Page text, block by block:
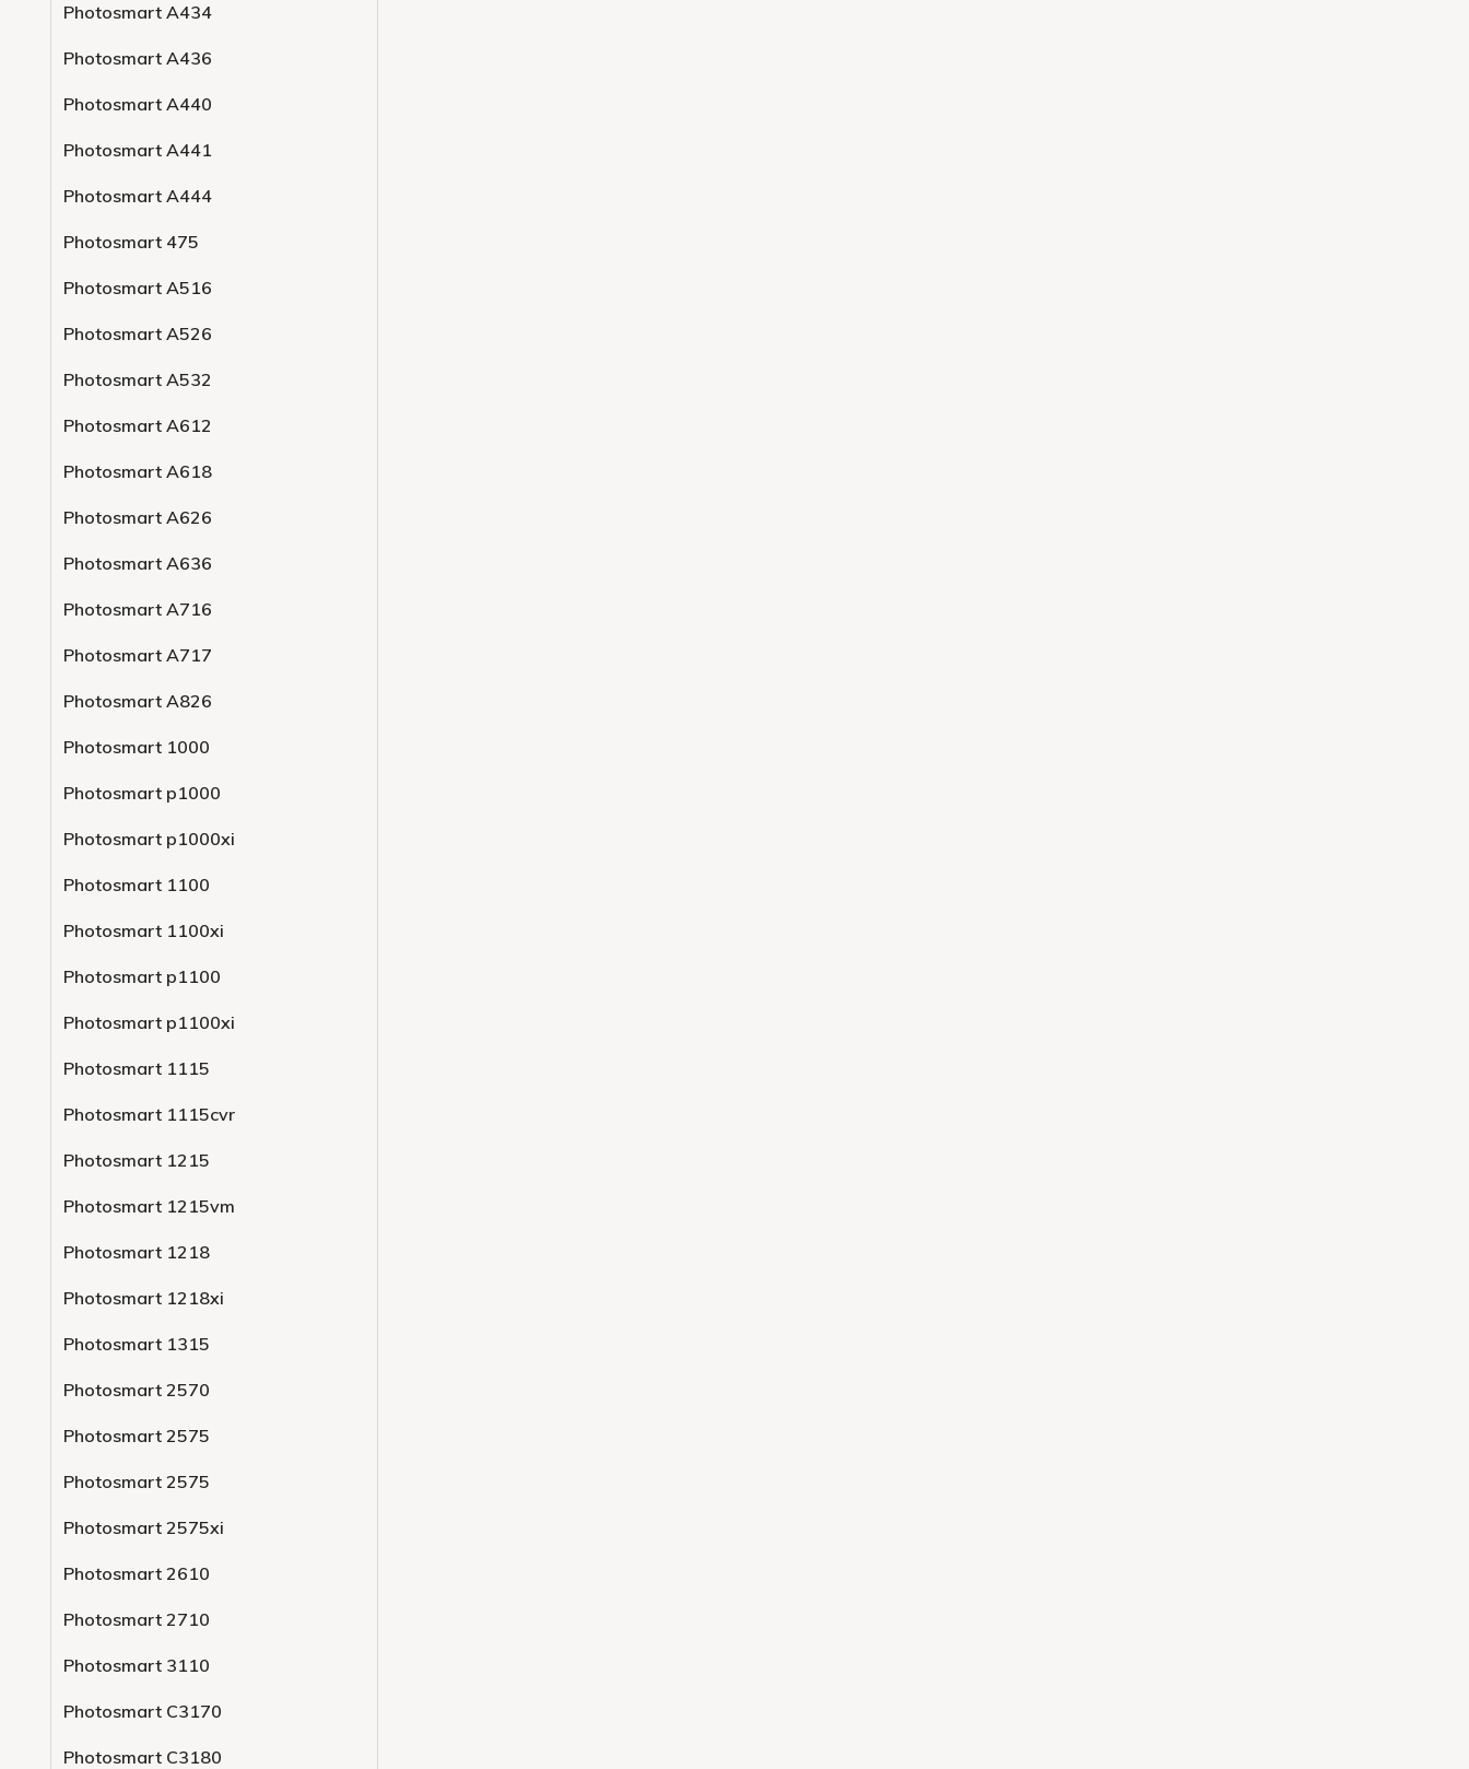
Photosmart A434
Photosmart A436
Photosmart A440
Photosmart A441
Photosmart A444
Photosmart 475
Photosmart A516
Photosmart A526
Photosmart A532
Photosmart A612
Photosmart A618
Photosmart A626
Photosmart A636
Photosmart A716
Photosmart A717
Photosmart A826
Photosmart 1000
Photosmart p1000
Photosmart p1000xi
Photosmart 1100
Photosmart 1100xi
Photosmart p1100
Photosmart p1100xi
Photosmart 1115
Photosmart 1115cvr
Photosmart 1215
Photosmart 1215vm
Photosmart 1218
Photosmart 1218xi
Photosmart 1315
Photosmart 2570
Photosmart 2575
Photosmart 2575
Photosmart 2575xi
Photosmart 2610
Photosmart 2710
Photosmart 3110
Photosmart C3170
Photosmart C3180